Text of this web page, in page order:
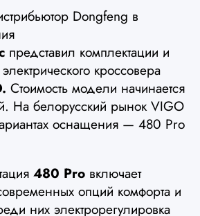
Dongfeng в
представил комплектации и
кроссовера
Стоимость модели начинается
На белорусский рынок VIGO
оснащения — 480 Pro
480 Pro включает
опций комфорта и
них электрорегулировка